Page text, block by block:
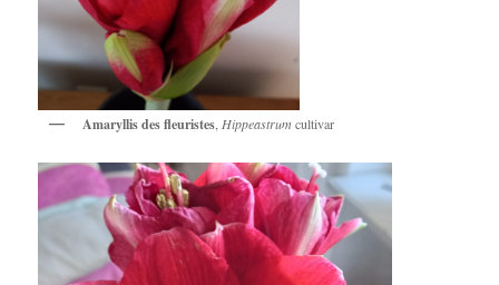
Amaryllis des fleuristes,Hippeastrum cultivar